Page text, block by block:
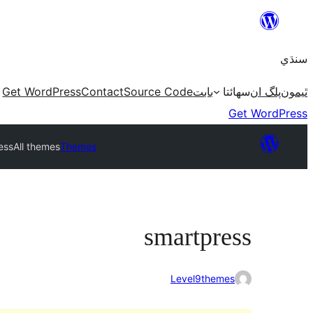
content
سنڌي
ٿيمونپلگ انسھائتا بابتSource Code
Contact
Get WordPress
Get WordPress
Themes
All themes
smartpress
Level9themes